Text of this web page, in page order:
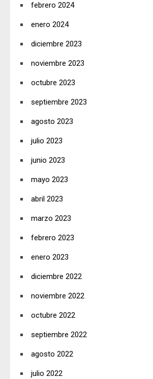
febrero 2024
enero 2024
diciembre 2023
noviembre 2023
octubre 2023
septiembre 2023
agosto 2023
julio 2023
junio 2023
mayo 2023
abril 2023
marzo 2023
febrero 2023
enero 2023
diciembre 2022
noviembre 2022
octubre 2022
septiembre 2022
agosto 2022
julio 2022